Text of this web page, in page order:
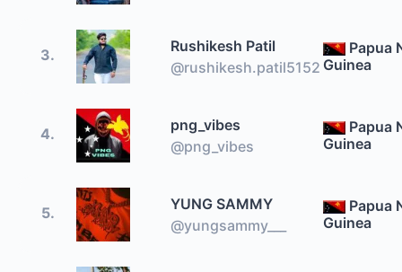
3.
Rushikesh Patil
@rushikesh.patil5152
Papua
Guinea
4.
png_vibes
@png_vibes
Papua
Guinea
5.
YUNG SAMMY
@yungsammy___
Papua
Guinea